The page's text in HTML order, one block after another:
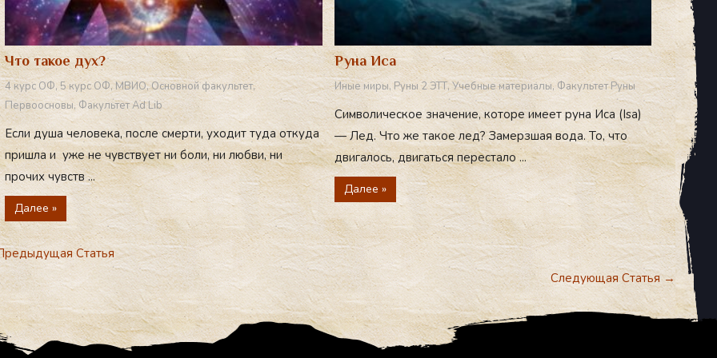
Что такое дух?
4 курс ОФ,5 курс ОФ,МВИО,Основной факультет,
Первоосновы, Факультет Ad Lib
Если душа человека, после смерти, уходит туда откуда
пришла и уже не чувствует ни боли, ни любви, ни
прочих чувств ...
Далее »
Руна Иса
Иные миры,Руны 2 ЭТТ,Учебные материалы, Факультет Руны
Символическое значение, которе имеет руна Иса (Isa)
— Лед. Что же такое лед? Замерзшая вода. То, что
двигалось, двигаться перестало ...
Далее »
Статья
Следующая Статья→